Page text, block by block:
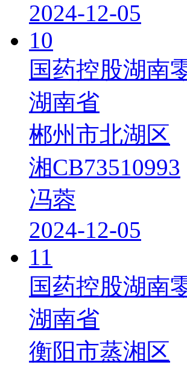
2024-12-05
10
国药控股湖南
湖南省
郴州市北湖区
湘CB73510993
冯蓉
2024-12-05
11
国药控股湖南
湖南省
衡阳市蒸湘区